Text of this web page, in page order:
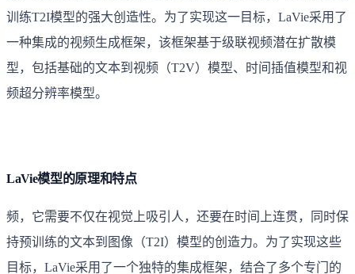
训练T2I模型的强大创造性。为了实现这一目标，LaVie采用了
一种集成的视频生成框架，该框架基于级联视频潜在扩散模
型，包括基础的文本到视频（T2V）模型、时间插值模型和视
频超分辨率模型。
LaVie模型的原理和特点
频，它需要不仅在视觉上吸引人，还要在时间上连贯，同时保
持预训练的文本到图像（T2I）模型的创造力。为了实现这些
目标，LaVie采用了一个独特的集成框架，结合了多个专门的